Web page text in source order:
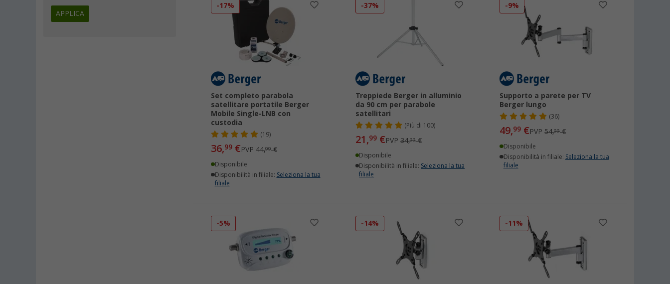
APPLICA
-17%
Set completo parabola
satellitare portatile Berger
Mobile Single-LNB con
custodia
(19)
36,99 €PVP44,99€
Disponibile
Disponibilità in filiale: Seleziona la tua
filiale
-37%
Treppiede Berger in alluminio
da 90 cm per parabole
satellitari
( Più di 100)
21,99€PVP34,99€
Disponibile
Disponibilità in filiale: Seleziona la tua
filiale
-9%
Supporto a parete per TV
Berger lungo
(36)
49,99 €PVP54,99€
Disponibile
Disponibilità in filiale: Seleziona la tua
filiale
-5% -14% -11%